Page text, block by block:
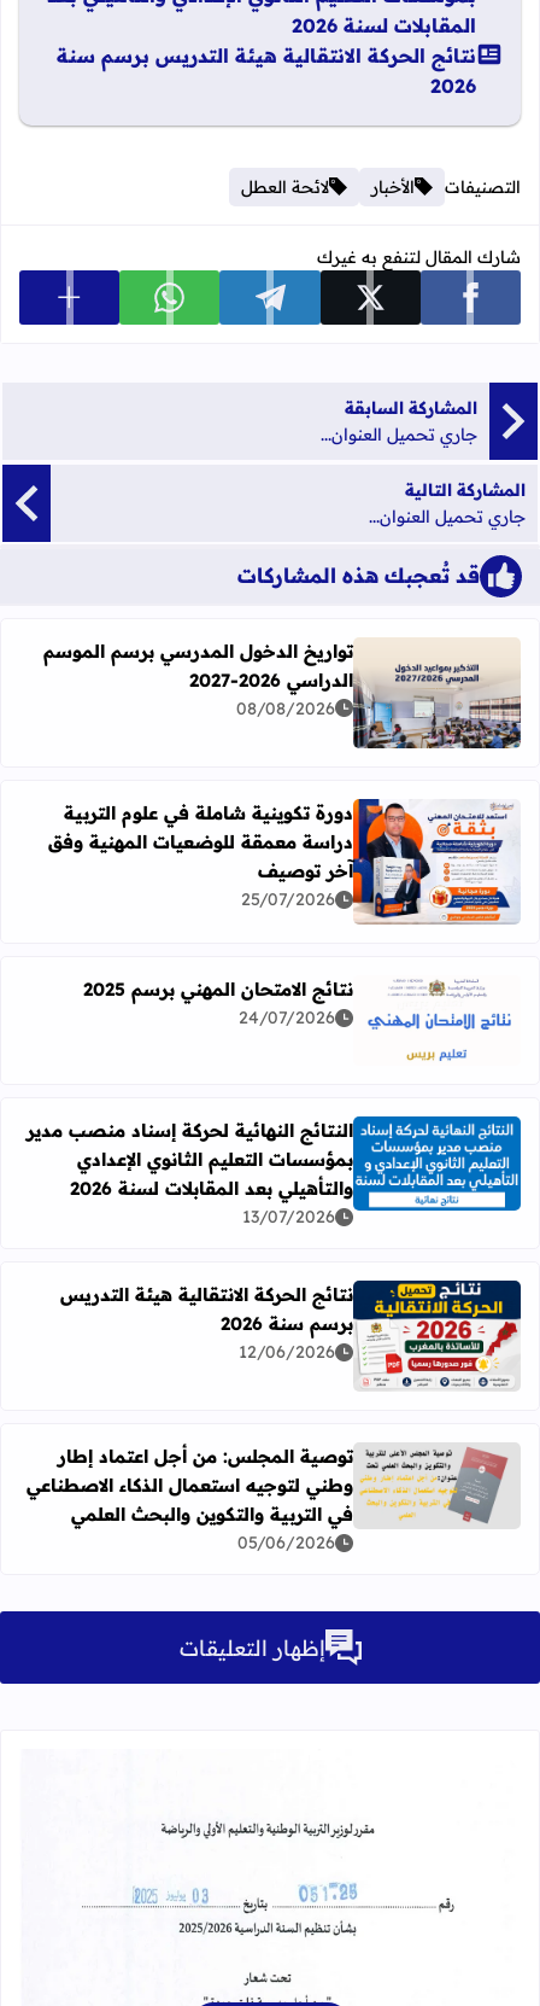
المقابلات لسنة 2026
نتائج الحركة الانتقالية هيئة التدريس برسم سنة
2026
التصنيفات الأخبار لائحة العطل
شارك المقال لتنفع به غيرك
شارك على facebook شارك على x شارك على telegram شارك على whatsapp عرض
المشاركة السابقة
جاري تحميل العنوان...
المشاركة التالية
جاري تحميل العنوان...
قد تُعجبك هذه المشاركات
اقرأ المزيد عن تواريخ الدخول المدرسي برسم الموسم الدراسي 2026-
تواريخ الدخول المدرسي برسم الموسم
الدراسي 2026-2027
08/08/2026
اقرأ المزيد عن دورة تكوينية شاملة في علوم التربية
دورة تكوينية شاملة في علوم التربية
دراسة معمقة للوضعيات المهنية وفق
آخر توصيف
25/07/2026
اقرأ المزيد عن نتائج الامتحان المهني برسم 2025
نتائج الامتحان المهني برسم 2025
24/07/2026
اقرأ المزيد عن النتائج النهائية لحركة إسناد منصب مدير
النتائج النهائية لحركة إسناد منصب مدير
بمؤسسات التعليم الثانوي الإعدادي
والتأهيلي بعد المقابلات لسنة 2026
13/07/2026
اقرأ المزيد عن نتائج الحركة الانتقالية هيئة التدريس برسم سنة
نتائج الحركة الانتقالية هيئة التدريس
برسم سنة 2026
12/06/2026
اقرأ المزيد عن توصية المجلس: من أجل اعتماد إطار وطني
توصية المجلس: من أجل اعتماد إطار
وطني لتوجيه استعمال الذكاء الاصطناعي
في التربية والتكوين والبحث العلمي
05/06/2026
إظهار التعليقات
قراءة المزيد عن مقرر تنظيم السنة الدراسية